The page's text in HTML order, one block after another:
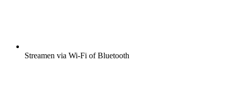
Streamen via Wi-Fi of Bluetooth